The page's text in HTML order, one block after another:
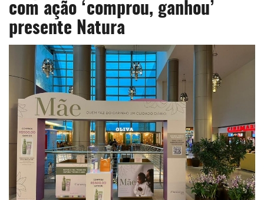
com ação ‘comprou, ganhou’
presente Natura